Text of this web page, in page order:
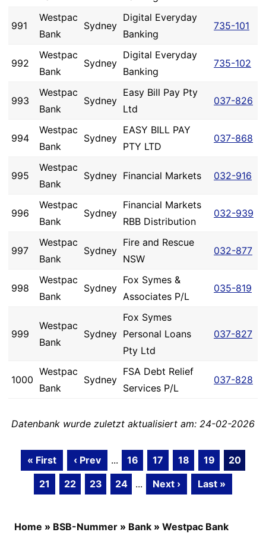
991
Westpac
Bank
Sydney
Digital Everyday
Banking
735-101
992
Westpac
Bank
Sydney
Digital Everyday
Banking
735-102
993
Westpac
Bank
Sydney
Easy Bill Pay Pty
Ltd
037-826
994
Westpac
Bank
Sydney
EASY BILL PAY
PTY LTD
037-868
995
Westpac
Bank
Sydney Financial Markets 032-916
996
Westpac
Bank
Sydney
Financial Markets
RBB Distribution
032-939
997
Westpac
Bank
Sydney
Fire and Rescue
NSW
032-877
998
Westpac
Bank
Sydney
Fox Symes &
Associates P/L
035-819
999
Westpac
Bank
Sydney
Fox Symes
Personal Loans
Pty Ltd
037-827
1000
Westpac
Bank
Sydney
FSA Debt Relief
Services P/L
037-828
Datenbank wurde zuletzt aktualisiert am: 24-02-2026
« First ‹ Prev ... 16 17 18 19
20
21
22 23 24 ... Next › Last »
Home » BSB-Nummer » Bank » Westpac Bank